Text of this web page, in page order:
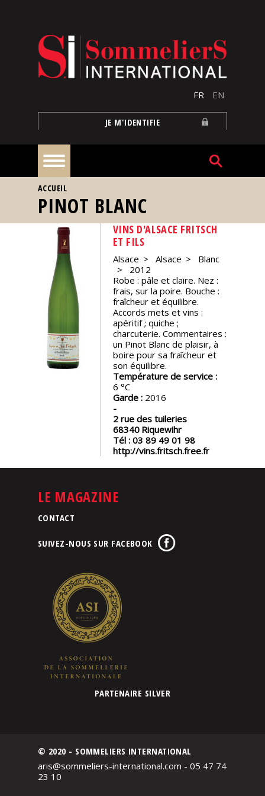
FR EN
JE M'IDENTIFIE
À
une
Reportages
Nos
événements
Spiritueux
Notes
magazine
Télécharger
la
Revue
VOUS ÊTES ICI
ACCUEIL
PINOT BLANC
VINS D'ALSACE FRITSCH
ET FILS
Alsace Alsace
Blanc
2012
Robe : pâle et claire. Nez :
frais, sur la poire. Bouche :
fraîcheur et équilibre.
Accords mets et vins :
apéritif ; quiche ;
charcuterie. Commentaires :
un Pinot Blanc de plaisir, à
boire pour sa fraîcheur et
son équilibre.
Température de service :
6
Garde : 2016
2 rue des tuileries
68340 Riquewihr
Tél : 03 89 49 01 98
http://vins.fritsch.free.fr
LE MAGAZINE
CONTACT
SUIVEZ-NOUS SUR FACEBOOK
PARTENAIRE SILVER
© 2020 - SOMMELIERS INTERNATIONAL
aris@sommeliers-international.com - 05 47 74
23 10